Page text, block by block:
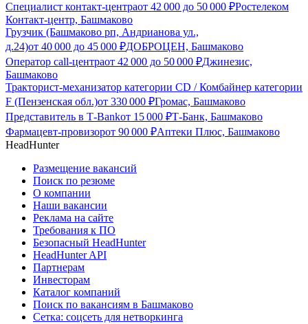
Специалист контакт-центраот 42 000 до 50 000 ₽Ростелеком
Контакт-центр, Башмаково
Грузчик (Башмаково рп, Андрианова ул.,
д.24)от 40 000 до 45 000 ₽ДОБРОЦЕН, Башмаково
Оператор call-центраот 42 000 до 50 000 ₽Джинезис,
Башмаково
Тракторист-механизатор категории CD / Комбайнер категории
F (Пензенская обл.)от 330 000 ₽Громас, Башмаково
Представитель в Т-Bankот 15 000 ₽Т-Банк, Башмаково
Фармацевт-провизорот 90 000 ₽Аптеки Плюс, Башмаково
HeadHunter
Размещение вакансий
Поиск по резюме
О компании
Наши вакансии
Реклама на сайте
Требования к ПО
Безопасный HeadHunter
HeadHunter API
Партнерам
Инвесторам
Каталог компаний
Поиск по вакансиям в Башмаково
Сетка: соцсеть для нетворкинга